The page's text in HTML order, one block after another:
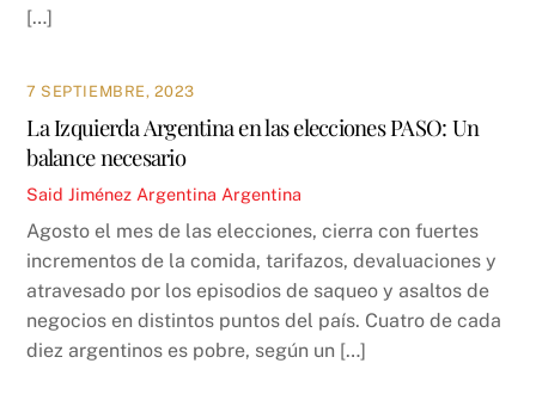
[…]
7 SEPTIEMBRE, 2023
La Izquierda Argentina en las elecciones PASO: Un
balance necesario
Said Jiménez Argentina Argentina
Agosto el mes de las elecciones, cierra con fuertes
incrementos de la comida, tarifazos, devaluaciones y
atravesado por los episodios de saqueo y asaltos de
negocios en distintos puntos del país. Cuatro de cada
diez argentinos es pobre, según un […]